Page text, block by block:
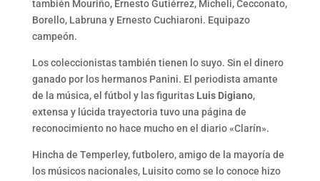
también Mouriño, Ernesto Gutiérrez, Micheli, Cecconato,
Borello, Labruna y Ernesto Cuchiaroni. Equipazo
campeón.
Los coleccionistas también tienen lo suyo. Sin el dinero
ganado por los hermanos Panini. El periodista amante
de la música, el fútbol y las figuritas Luis Digiano,
extensa y lúcida trayectoria tuvo una página de
reconocimiento no hace mucho en el diario «Clarín».
Hincha de Temperley, futbolero, amigo de la mayoría de
los músicos nacionales, Luisito como se lo conoce hizo